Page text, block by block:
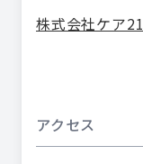
株式会社ケア21
アクセス